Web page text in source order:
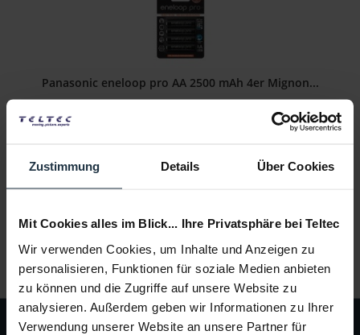
Zustimmung Details Über Cookies
Mit Cookies alles im Blick... Ihre Privatsphäre bei Teltec
Wir verwenden Cookies, um Inhalte und Anzeigen zu
personalisieren, Funktionen für soziale Medien anbieten
zu können und die Zugriffe auf unsere Website zu
analysieren. Außerdem geben wir Informationen zu Ihrer
Verwendung unserer Website an unsere Partner für
Panasonic eneloop pro AA 2500 mAh 4er Mignon...
€ 15,29